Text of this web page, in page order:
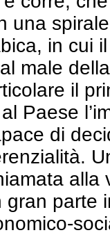
una
in cui
male
il
Paese
di
gran parte